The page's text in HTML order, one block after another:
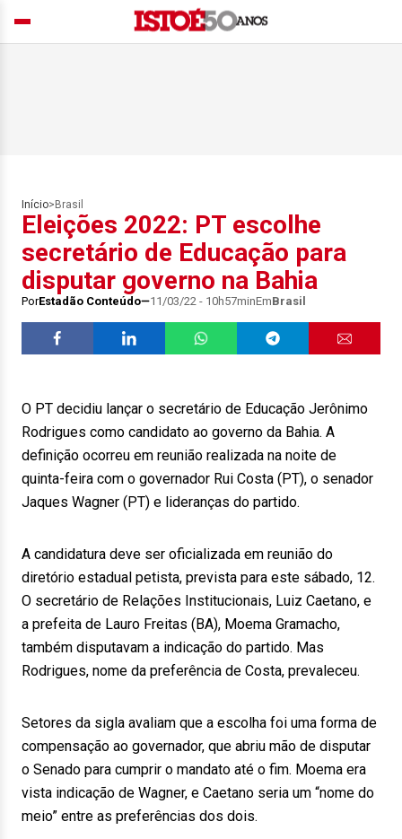
Início> Brasil
Eleições 2022: PT escolhe
secretário de Educação para
disputar governo na Bahia
PorEstadão Conteúdo 11/03/22 - 10h57minEmBrasil
O PT decidiu lançar o secretário de Educação Jerônimo
Rodrigues como candidato ao governo da Bahia. A
definição ocorreu em reunião realizada na noite de
quinta-feira com o governador Rui Costa (PT), o senador
Jaques Wagner (PT) e lideranças do partido.
A candidatura deve ser oficializada em reunião do
diretório estadual petista, prevista para este sábado, 12.
O secretário de Relações Institucionais, Luiz Caetano, e
a prefeita de Lauro Freitas (BA), Moema Gramacho,
também disputavam a indicação do partido. Mas
Rodrigues, nome da preferência de Costa, prevaleceu.
Setores da sigla avaliam que a escolha foi uma forma de
compensação ao governador, que abriu mão de disputar
o Senado para cumprir o mandato até o fim. Moema era
vista indicação de Wagner, e Caetano seria um “nome do
meio” entre as preferências dos dois.